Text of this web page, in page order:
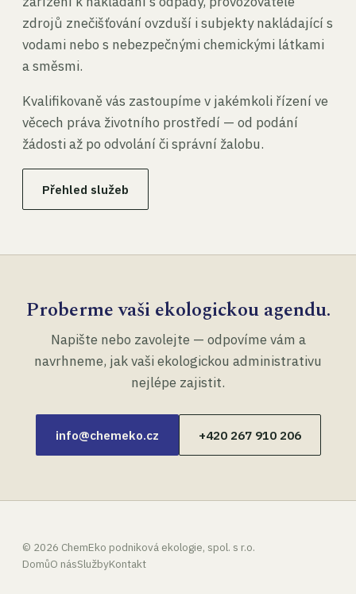
zdrojů znečišťování ovzduší i subjekty nakládající s
vodami nebo s nebezpečnými chemickými látkami
a směsmi.
Kvalifikovaně vás zastoupíme v jakémkoli řízení ve
věcech práva životního prostředí — od podání
žádosti až po odvolání či správní žalobu.
Přehled služeb
Proberme vaši ekologickou agendu.
Napište nebo zavolejte — odpovíme vám a
navrhneme, jak vaši ekologickou administrativu
nejlépe zajistit.
info@chemeko.cz +420 267 910 206
© 2026 ChemEko podniková ekologie, spol. s r.o.
DomůO násSlužbyKontakt